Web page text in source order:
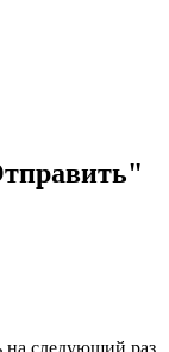
на следующий раз.